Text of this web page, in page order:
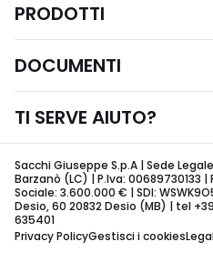
PRODOTTI
DOCUMENTI
TI SERVE AIUTO?
Sacchi Giuseppe S.p.A | Sede
Barzanò (LC) | P.Iva: 00689730133 |
Sociale: 3.600.000 € | SDI:
Desio, 60 20832 Desio (MB) | tel
635401
Privacy PolicyGestisci i cookies